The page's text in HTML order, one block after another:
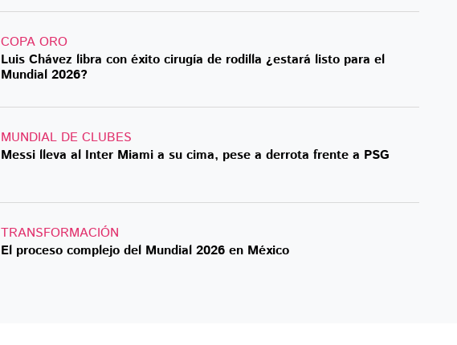
COPA ORO
Luis Chávez libra con éxito cirugía de rodilla ¿estará listo para el
Mundial 2026?
MUNDIAL DE CLUBES
Messi lleva al Inter Miami a su cima, pese a derrota frente a PSG
TRANSFORMACIÓN
El proceso complejo del Mundial 2026 en México